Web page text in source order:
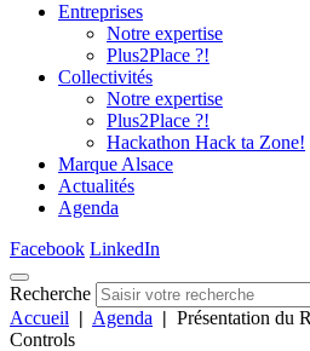
Entreprises
Notre expertise
Plus2Place ?!
Collectivités
Notre expertise
Plus2Place ?!
Hackathon Hack ta Zone!
Marque Alsace
Actualités
Agenda
Facebook LinkedIn
Recherche
Accueil | Agenda | Présentation du
Controls